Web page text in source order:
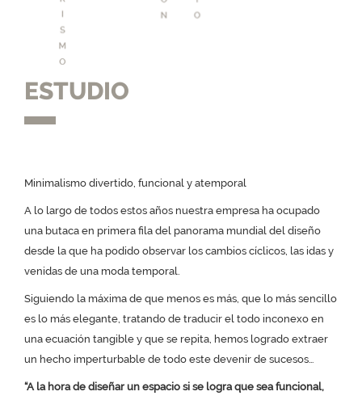
ESTUDIO
Minimalismo divertido, funcional y atemporal
A lo largo de todos estos años nuestra empresa ha ocupado
una butaca en primera fila del panorama mundial del diseño
desde la que ha podido observar los cambios cíclicos, las idas y
venidas de una moda temporal.
Siguiendo la máxima de que menos es más, que lo más sencillo
es lo más elegante, tratando de traducir el todo inconexo en
una ecuación tangible y que se repita, hemos logrado extraer
un hecho imperturbable de todo este devenir de sucesos…
“A la hora de diseñar un espacio si se logra que sea funcional,